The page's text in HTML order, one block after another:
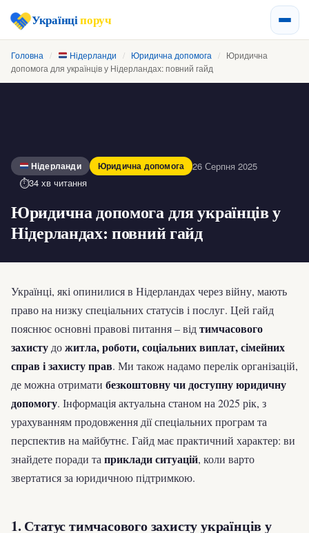
Українціпоруч
Головна / Нідерланди / Юридична допомога /
Юридична
допомога для українців у Нідерландах: повний гайд
Нідерланди Юридична допомога
26 Серпня 2025
34 хв читання
Юридична допомога для українців у
Нідерландах: повний гайд
Українці, які опинилися в Нідерландах через війну, мають
право на низку спеціальних статусів і послуг. Цей гайд
пояснює основні правові питання – відтимчасового
захисту дожитла, роботи, соціальних виплат, сімейних
справ і захисту прав. Ми також надамо перелік організацій,
де можна отримати безкоштовну чи доступну юридичну
допомогу. Інформація актуальна станом на 2025 рік, з
урахуванням продовження дії спеціальних програм та
перспектив на майбутнє. Гайд має практичний характер: ви
знайдете поради та приклади ситуацій, коли варто
звертатися за юридичною підтримкою.
1. Статус тимчасового захисту українців у